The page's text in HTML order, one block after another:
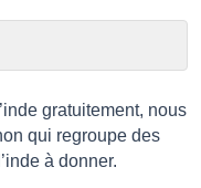
gratuitement, nous
qui regroupe des
à donner.